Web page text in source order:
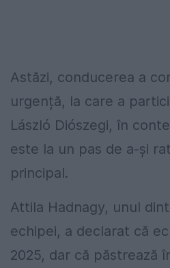
Astăzi, conducerea a
urgență, la care a
László Diószegi, în
este la un pas de a-și
principal.
Attila Hadnagy, unul
echipei, a declarat că
2025, dar că păstrează